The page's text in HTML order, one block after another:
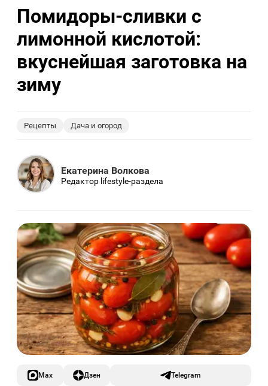
Помидоры-сливки с
лимонной кислотой:
вкуснейшая заготовка на
зиму
Рецепты Дача и огород
Екатерина Волкова
Редактор lifestyle-раздела
Max Дзен Telegram